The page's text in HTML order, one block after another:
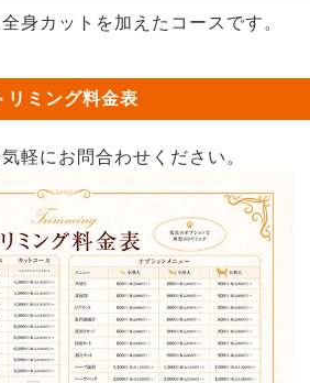
身カットを加えたコースです。
リミング料金表
軽にお問合わせください。